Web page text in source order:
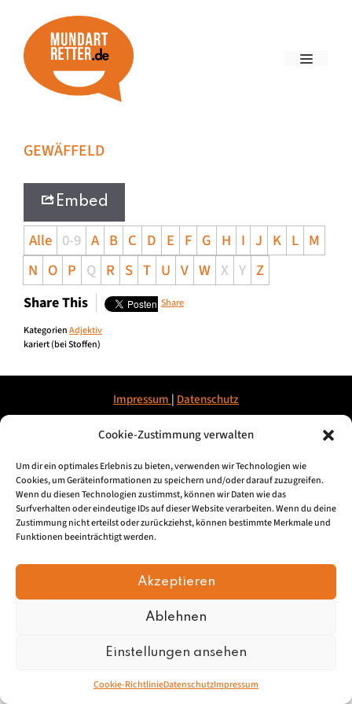
Cookie-Zustimmung verwalten
Um dir ein optimales Erlebnis zu bieten, verwenden wir Technologien wie
Cookies, um Geräteinformationen zu speichern und/oder darauf zuzugreifen.
Wenn du diesen Technologien zustimmst, können wir Daten wie das
Surfverhalten oder eindeutige IDs auf dieser Website verarbeiten. Wenn du deine
Zustimmung nicht erteilst oder zurückziehst, können bestimmte Merkmale und
Funktionen beeinträchtigt werden.
Akzeptieren
Ablehnen
Einstellungen ansehen
Cookie-RichtlinieDatenschutzImpressum
GEWÄFFELD
Embed
Alle 0-9 A B C D E F G H I J K L M
N O P Q R S T U V W X Y Z
Share This Share
KategorienAdjektiv
kariert (bei Stoffen)
Impressum | Datenschutz
© 2026, Mundartretter.de